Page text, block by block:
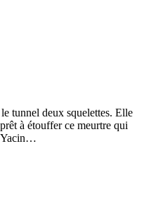
tunnel deux squelettes. Elle
à étouffer ce meurtre qui
…